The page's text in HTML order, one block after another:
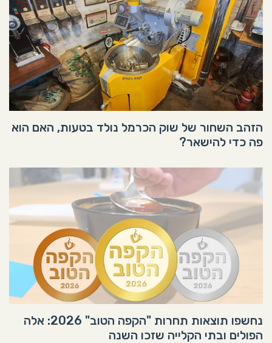
הזהב השחור של שוק הכרמל נולד בטעות, האם הוא
פה כדי להישאר?
נחשפו תוצאות תחרות "הקפה הטוב" 2026: אלה
הפולים ובתי הקלייה שזכו השנה